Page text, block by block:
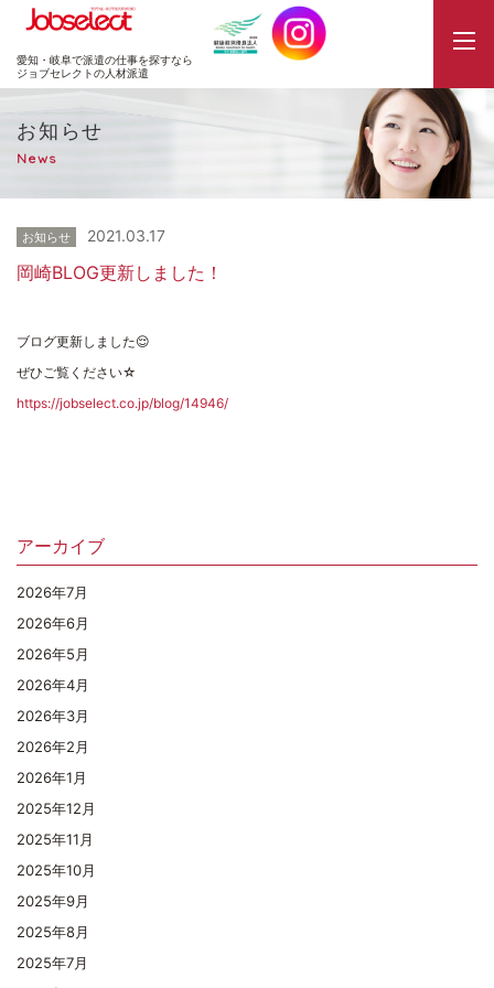
JobSelect
愛知・岐阜で派遣の仕事を探すなら
ジョブセレクトの人材派遣
お知らせ
News
お知らせ 2021.03.17
岡崎BLOG更新しました！
ブログ更新しました😌
ぜひご覧ください☆
https://jobselect.co.jp/blog/14946/
アーカイブ
2026年7月
2026年6月
2026年5月
2026年4月
2026年3月
2026年2月
2026年1月
2025年12月
2025年11月
2025年10月
2025年9月
2025年8月
2025年7月